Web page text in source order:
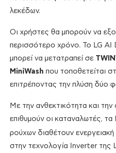
λεκέδων.
Οι χρήστες θα μπορούν να
περισσότερο χρόνο. Το LG AI
μπορεί να μετατραπεί σε
MiniWash που τοποθετείται
επιτρέποντας την πλύση δύο
Με την ανθεκτικότητα και
επιθυμούν οι καταναλωτές, τα
ρούχων διαθέτουν
στην τεχνολογία Inverter της